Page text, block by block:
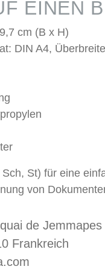
EINEN
cm (B x H)
DIN A4, Überbreite
St) für eine
von
de Jemmapes
Frankreich